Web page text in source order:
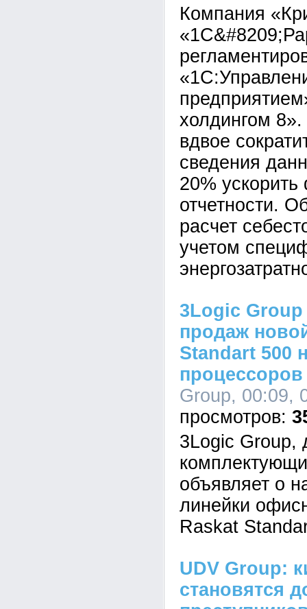
Компания
холдингом
вдвое
сведения
20%
отчетности.
расчет
учетом
3Logic Group
продаж
Standart 500
Group, 00:09,
3Logic Group,
объявляет о
линейки
Raskat
UDV Group:
становятся